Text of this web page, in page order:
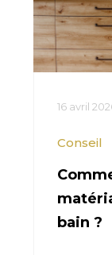
16 avril
Conseil
bain ?